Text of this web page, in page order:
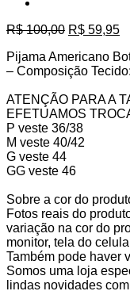
R$100,00 O
original
era:
R$ 59,95O
é:
Pijama Americano
– Composição
ATENÇÃO PARA A
EFETUAMOS
P veste 36/38
M veste 40/42
G veste 44
GG veste 46
Sobre a cor do
Fotos reais do
variação na cor do
monitor, tela do
Também pode haver
Somos uma loja
lindas novidades